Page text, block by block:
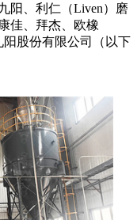
阳、利仁（Liven）磨
佳、拜杰、欧橡
阳股份有限公司（以下